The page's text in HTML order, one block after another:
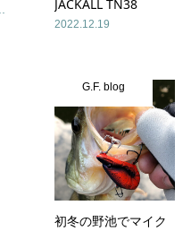
JACKALL TN38
2022.12.19
G.F. blog
初冬の野池でマイク